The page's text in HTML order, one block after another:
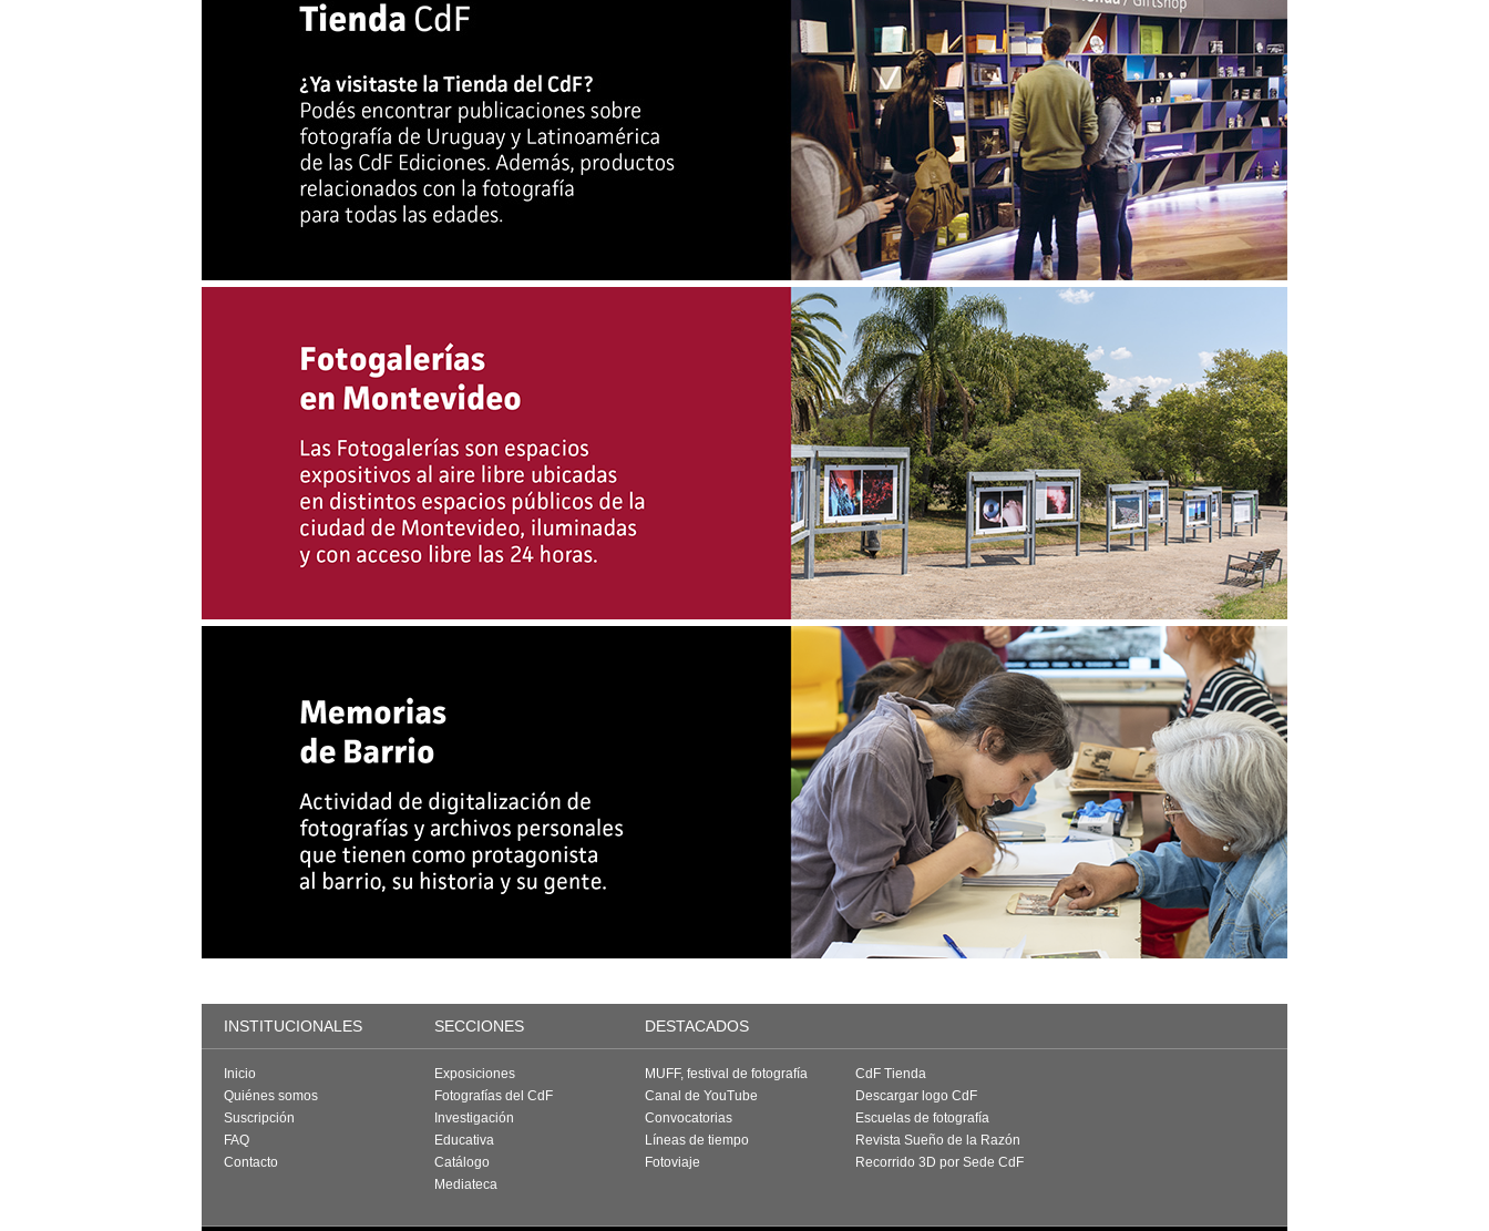
INSTITUCIONALES SECCIONES DESTACADOS
Inicio
Quiénes somos
Suscripción
FAQ
Contacto
Exposiciones
Fotografías del CdF
Investigación
Educativa
Catálogo
Mediateca
MUFF, festival de fotografía
Canal de YouTube
Convocatorias
Líneas de tiempo
Fotoviaje
CdF Tienda
Descargar logo CdF
Escuelas de fotografía
Revista Sueño de la Razón
Recorrido 3D por Sede CdF